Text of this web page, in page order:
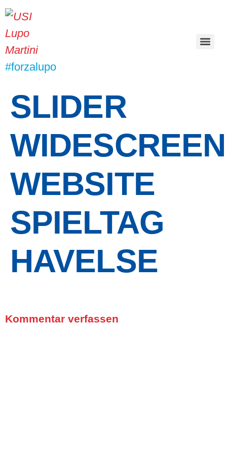
#forzalupo
SLIDER
WIDESCREEN
WEBSITE
SPIELTAG
HAVELSE
Kommentar verfassen